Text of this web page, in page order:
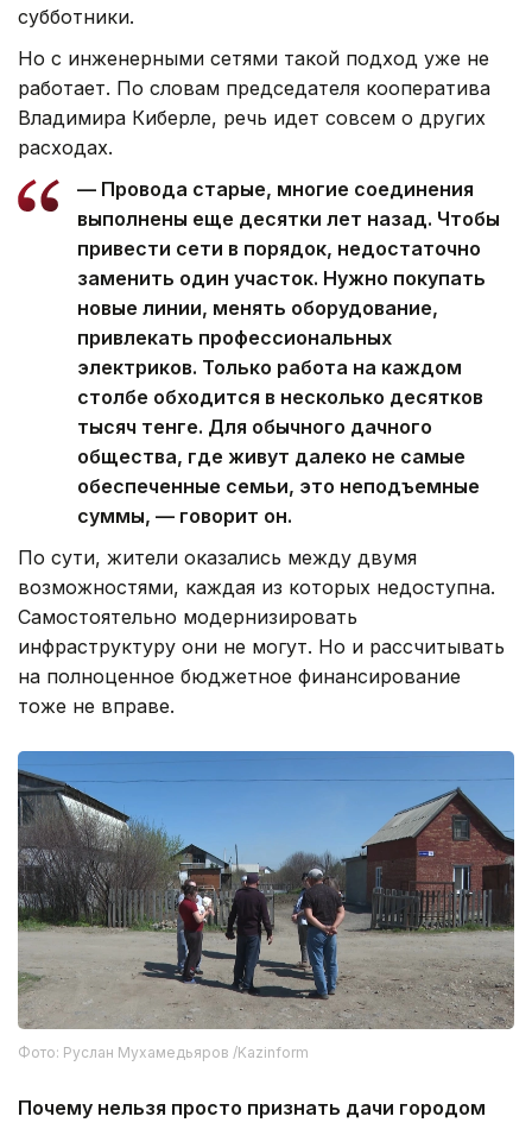
субботники.
Но с инженерными сетями такой подход уже не
работает. По словам председателя кооператива
Владимира Киберле, речь идет совсем о других
расходах.
— Провода старые, многие соединения
выполнены еще десятки лет назад. Чтобы
привести сети в порядок, недостаточно
заменить один участок. Нужно покупать
новые линии, менять оборудование,
привлекать профессиональных
электриков. Только работа на каждом
столбе обходится в несколько десятков
тысяч тенге. Для обычного дачного
общества, где живут далеко не самые
обеспеченные семьи, это неподъемные
суммы, — говорит он.
По сути, жители оказались между двумя
возможностями, каждая из которых недоступна.
Самостоятельно модернизировать
инфраструктуру они не могут. Но и рассчитывать
на полноценное бюджетное финансирование
тоже не вправе.
Фото: Руслан Мухамедьяров /Kazinform
Почему нельзя просто признать дачи городом